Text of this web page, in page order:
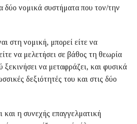
δύο νομικά συστήματα που τον/την
στη νομική, μπορεί είτε να
να μελετήσει σε βάθος τη θεωρία
να μεταφράζει, και φυσικά
δεξιότητές του και στις δύο
και η συνεχής επαγγελματική